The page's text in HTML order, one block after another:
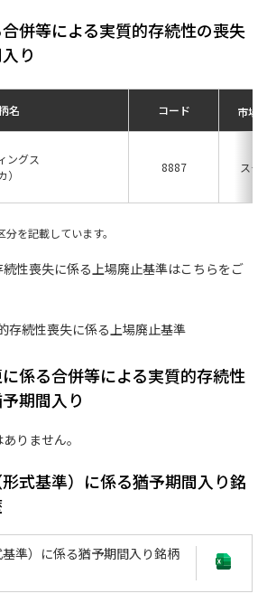
併等による実質的存続性の喪失
り
名 コード 市場
ングス
8887 スタ
を記載しています。
性喪失に係る上場廃止基準はこちらをご
存続性喪失に係る上場廃止基準
係る合併等による実質的存続性
期間入り
りません。
形式基準）に係る猶予期間入り銘
準）に係る猶予期間入り銘柄